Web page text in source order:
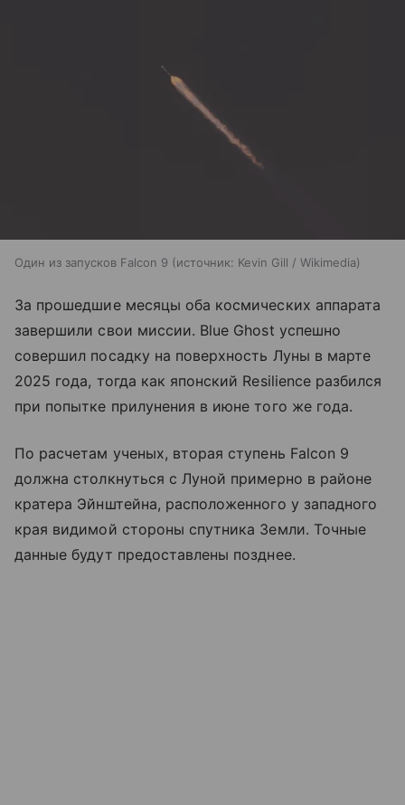
Один из запусков Falcon 9 источник: Kevin Gill / Wikimedia
За прошедшие месяцы оба космических аппарата
завершили свои миссии. Blue Ghost успешно
совершил посадку на поверхность Луны в марте
2025 года, тогда как японский Resilience разбился
при попытке прилунения в июне того же года.
По расчетам ученых, вторая ступень Falcon 9
должна столкнуться с Луной примерно в районе
кратера Эйнштейна, расположенного у западного
края видимой стороны спутника Земли. Точные
данные будут предоставлены позднее.